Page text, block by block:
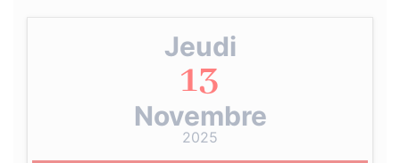
Jeudi
13
Novembre
2025